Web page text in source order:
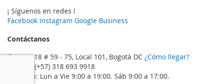
boletín
de
¡ Síguenos en redes !
Facebook Instagram Google Business
Contáctanos
Carrera 18 # 59 - 75, Local 101, Bogotá DC ¿Cómo llegar?
Celular: (+57) 318 693 9918
Atención: Lun a Vie 9:00 a 19:00. Sáb 9:00 a 17:00.